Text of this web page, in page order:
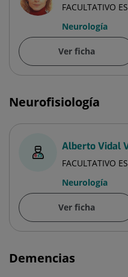
FACULTATIVO
Neurología
Ver ficha
Neurofisiología
Alberto Vidal
FACULTATIVO
Neurología
Ver ficha
Demencias